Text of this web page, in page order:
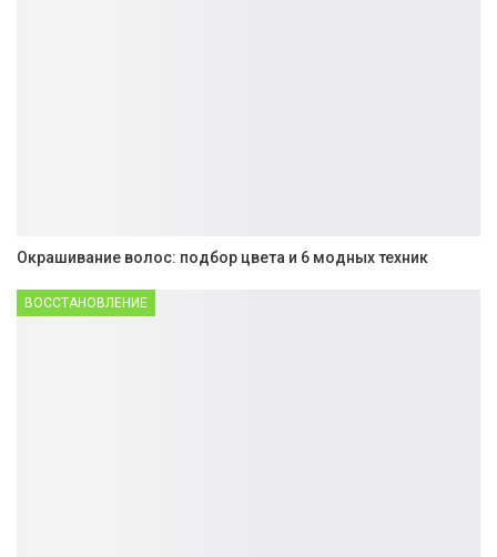
Окрашивание волос: подбор цвета и 6 модных техник
ВОССТАНОВЛЕНИЕ